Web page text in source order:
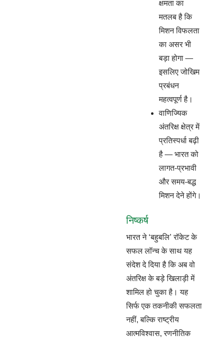
क्षमता का
मतलब है कि
मिशन विफलता
का असर भी
बड़ा होगा —
इसलिए जोखिम
प्रबंधन
महत्वपूर्ण है।
वाणिज्यिक
अंतरिक्ष क्षेत्र में
प्रतिस्पर्धा बढ़ी
है — भारत को
लागत-प्रभावी
और समय-बद्ध
मिशन देने होंगे।
निष्कर्ष
भारत ने ‘बहुबलि’ रॉकेट के
सफल लॉन्च के साथ यह
संदेश दे दिया है कि अब वो
अंतरिक्ष के बड़े खिलाड़ी में
शामिल हो चुका है। यह
सिर्फ एक तकनीकी सफलता
नहीं, बल्कि राष्ट्रीय
आत्मविश्वास, रणनीतिक